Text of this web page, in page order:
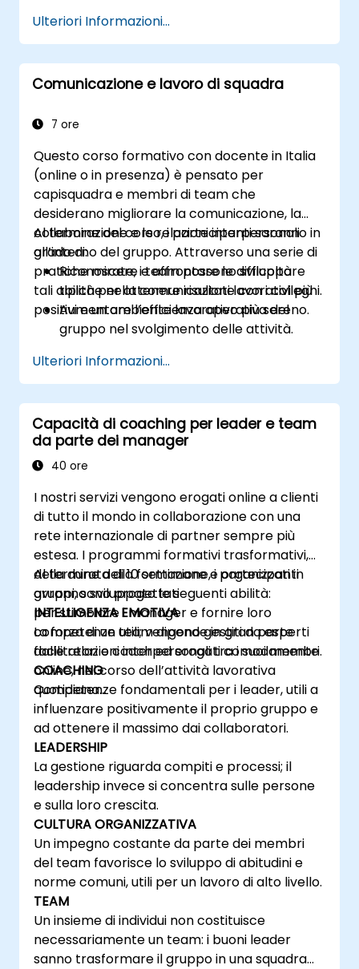
Migliorare la comunicazione tra i membri
del team e gestire i conflitti.
Favorire un clima di sicurezza psicologica
e rafforzare l’identità di gruppo.
Ulteriori Informazioni...
Comunicazione e lavoro di squadra
7 ore
Questo corso formativo con docente in Italia
(online o in presenza) è pensato per
capisquadra e membri di team che
desiderano migliorare la comunicazione, la
collaborazione e le relazioni interpersonali
all’interno del gruppo. Attraverso una serie di
pratiche mirate, i team possono sviluppare
tali abilità per ottenere risultati lavorativi più
positivi e un ambiente lavorativo più sereno.
Al termine del corso, i partecipanti saranno in
grado di:
Riconoscere e affrontare le difficoltà
tipiche nella comunicazione con i colleghi.
Aumentare l’efficienza operativa del
gruppo nel svolgimento delle attività.
quelli collettivi della squadra per gestirla
al meglio.
Capire in cosa consiste l’intelligenza
emotiva e perché è essenziale per
migliorare le relazioni umane sul lavoro.
Ulteriori Informazioni...
Capacità di coaching per leader e team
da parte dei manager
40 ore
I nostri servizi vengono erogati online a clienti
di tutto il mondo in collaborazione con una
rete internazionale di partner sempre più
estesa. I programmi formativi trasformativi,
della durata di 10 settimane e organizzati in
gruppi, sono progettati
per stimolare i manager e fornire loro
competenze utili; vengono gestiti da esperti
facilitatori e coach ed erogati comodamente
online, nel corso dell’attività lavorativa
quotidiana…
Al termine della formazione, i partecipanti
avranno sviluppato le seguenti abilità:
INTELLIGENZA EMOTIVA
La forza di un team dipende in gran parte
dalle relazioni interpersonali tra i suoi membri.
COACHING
Competenze fondamentali per i leader, utili a
influenzare positivamente il proprio gruppo e
ad ottenere il massimo dai collaboratori.
LEADERSHIP
La gestione riguarda compiti e processi; il
leadership invece si concentra sulle persone
e sulla loro crescita.
CULTURA ORGANIZZATIVA
Un impegno costante da parte dei membri
del team favorisce lo sviluppo di abitudini e
norme comuni, utili per un lavoro di alto livello.
TEAM
Un insieme di individui non costituisce
necessariamente un team: i buoni leader
sanno trasformare il gruppo in una squadra